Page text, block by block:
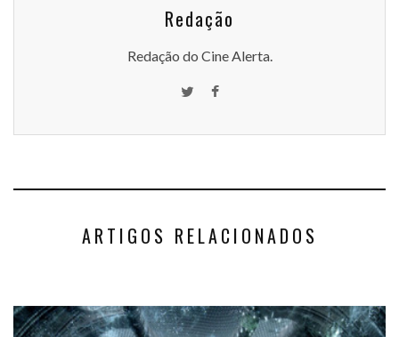
Redação
Redação do Cine Alerta.
ARTIGOS RELACIONADOS